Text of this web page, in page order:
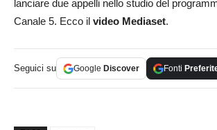
lanciare due appelli nello studio del
Canale 5. Ecco il video Mediaset.
Seguici su Google Discover Fonti